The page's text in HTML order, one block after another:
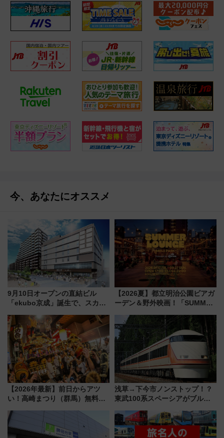
今、あなたにオススメ
9月10日オープンの直結ビル
「ekubo京成」誕生で、スカイ
新鎌ヶ谷はどう変わる？ 全テナ
ント情報も公開！
【2026夏】都立明治公園ビアガ
ーデン＆野外映画！「SUMMER
ケジュール 夜風とビール、映画
を満喫！
【2026年最新】前日からアツ
い！高崎まつり（群馬）無料観
しまで
浅草→下今市ノンストップ！？
東武100系スペーシアがブルー
ー当時の停車駅」を再現 運転
時刻や特急券の買い方を紹介